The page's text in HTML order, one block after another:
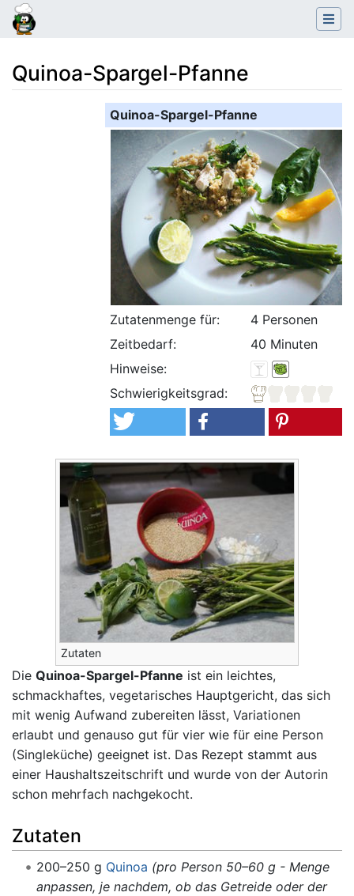
Quinoa-Spargel-Pfanne
Navigation,Suche
Quinoa-Spargel-Pfanne
Zutatenmenge für:
4 Personen
Zeitbedarf:
40 Minuten
Hinweise:
Schwierigkeitsgrad:
Zutaten
Die Quinoa-Spargel-Pfanne ist ein leichtes,
schmackhaftes, vegetarisches Hauptgericht, das sich
mit wenig Aufwand zubereiten lässt, Variationen
erlaubt und genauso gut für vier wie für eine Person
(Singleküche) geeignet ist. Das Rezept stammt aus
einer Haushaltszeitschrift und wurde von der Autorin
schon mehrfach nachgekocht.
Zutaten
200–250 g Quinoa (pro Person 50–60 g - Menge
anpassen, je nachdem, ob das Getreide oder der